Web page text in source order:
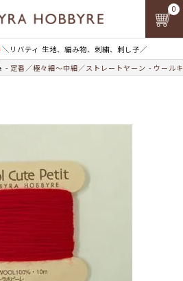
＼リバティ 生地、編み物、刺繍、刺し子／
0
定番／極々細～中細／ストレートヤーン ウール